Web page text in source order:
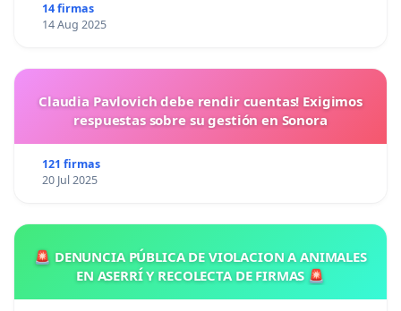
14 firmas
14 Aug 2025
Claudia Pavlovich debe rendir cuentas! Exigimos
respuestas sobre su gestión en Sonora
121 firmas
20 Jul 2025
🚨 DENUNCIA PÚBLICA DE VIOLACION A ANIMALES
EN ASERRÍ Y RECOLECTA DE FIRMAS 🚨